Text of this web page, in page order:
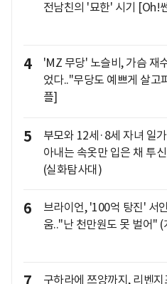
전남친의 '묘한' 시기 [Oh!
4
'MZ 무당' 노슬비, 가슴 재
었다.."무당도 예쁘게 살고
플]
5
부모와 12세·8세 자녀 일
아내는 속옷만 입은 채 투
(실화탐사대)
6
브라이언, '100억 탕진' 서
움.."난 천만원도 못 벌어"
구하라에 쯔양까지, 리벤